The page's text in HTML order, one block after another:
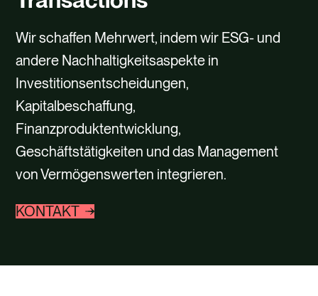
Wir schaffen Mehrwert, indem wir ESG- und
andere Nachhaltigkeitsaspekte in
Investitionsentscheidungen,
Kapitalbeschaffung,
Finanzproduktentwicklung,
Geschäftstätigkeiten und das Management
von Vermögenswerten integrieren.
KONTAKT